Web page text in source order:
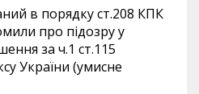
в порядку ст.208 КПК
про підозру у
за ч.1 ст.115
України (умисне